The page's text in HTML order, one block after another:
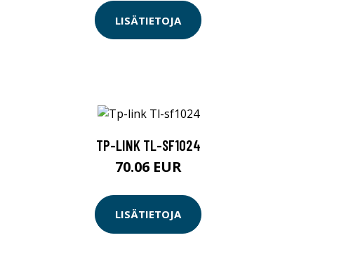
LISÄTIETOJA
TP-LINK TL-SF1024
70.06 EUR
LISÄTIETOJA